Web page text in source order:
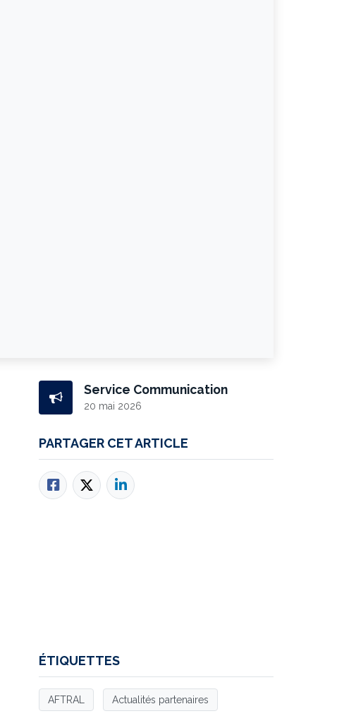
Service Communication
20 mai 2026
PARTAGER CET ARTICLE
ÉTIQUETTES
AFTRAL Actualités partenaires